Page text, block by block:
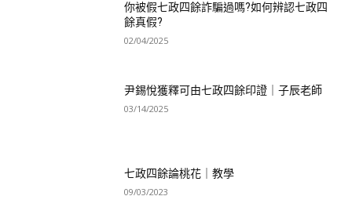
你被假七政四餘詐騙過嗎?如何辨認七政四
餘真假?
02/04/2025
尹錫悅獲釋可由七政四餘印證｜子辰老師
03/14/2025
七政四餘論桃花｜教學
09/03/2023